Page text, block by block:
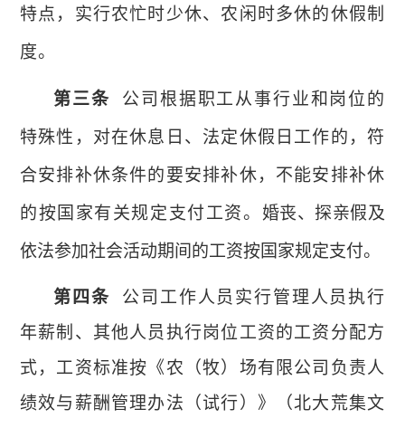
特点，实行农忙时少休、农闲时多休的休假制
度。
第三条 公司 根据职工从事行业和岗位的
特殊性，对在休息日、法定休假日工作的，符
合安排补休条件的要安排补休，不能安排补休
的按国家有关规定支付工资。 婚丧、探亲假及
依法参加社会活动期间的工资按国家规定支付。
第四条 公司 工作人员实行管理人员执行
年薪制、其他人员执行岗位工资的工资分配方
式，工资标准按 《农（牧）场有限公司负责人
绩效与薪酬管理办法（试行） 》（北大荒集文